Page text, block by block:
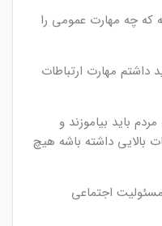
که چه مهارت عمومی را
داشتم مهارت ارتباطات
باید بیاموزند و
بالایی داشته باشه هیچ
اجتماعی